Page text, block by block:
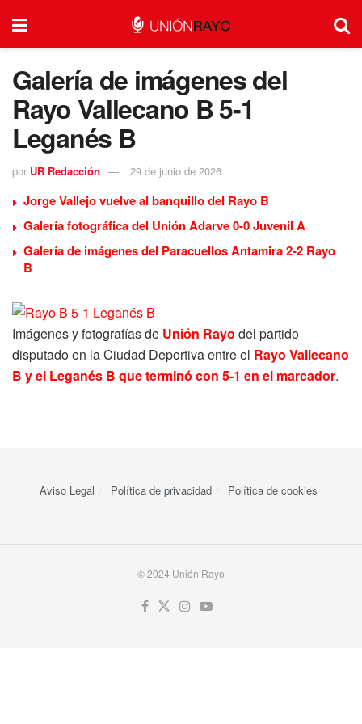
Galería de imágenes del
Rayo Vallecano B 5-1
Leganés B
por UR Redacción 29 de junio de 2026
Jorge Vallejo vuelve al banquillo del Rayo B
Galería fotográfica del Unión Adarve 0-0 Juvenil A
Galería de imágenes del Paracuellos Antamira 2-2 Rayo
B
Imágenes y fotografías de Unión Rayo del partido
disputado en la Ciudad Deportiva entre el Rayo Vallecano
B y el Leganés B que terminó con 5-1 en el marcador.
Aviso Legal Política de privacidad Política de cookies
© 2024 Unión Rayo